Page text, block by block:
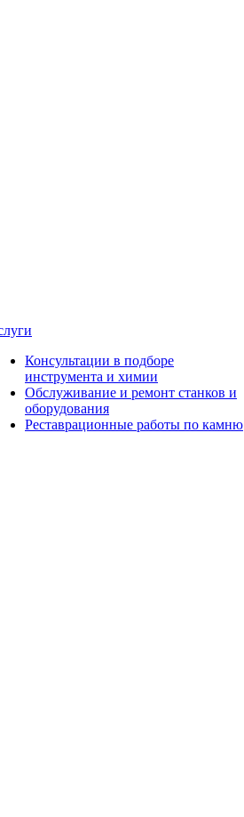
Консультации в подборе
инструмента и химии
Обслуживание и ремонт станков и
оборудования
Реставрационные работы по камню